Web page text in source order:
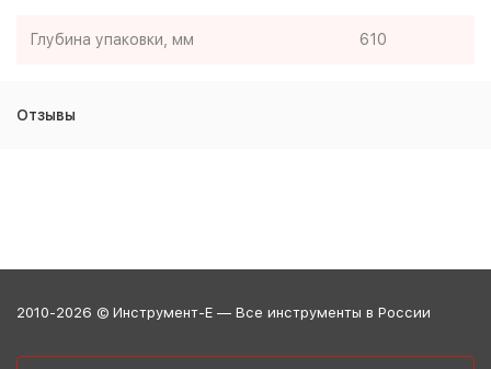
Глубина упаковки, мм 610
Отзывы
2010-2026 © Инструмент-Е — Все инструменты в России